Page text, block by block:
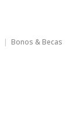
en Bonos & Becas